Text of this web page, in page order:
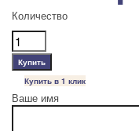
Количество
Купить в 1 клик
Ваше имя